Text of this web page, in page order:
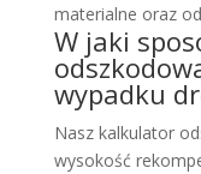
materialne oraz
W jaki
wypadku
Nasz kalkulator
wysokość